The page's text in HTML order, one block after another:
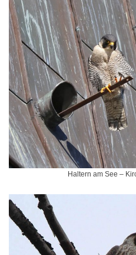
Haltern am See –